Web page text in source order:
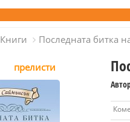
Книги Последната битка
прелисти